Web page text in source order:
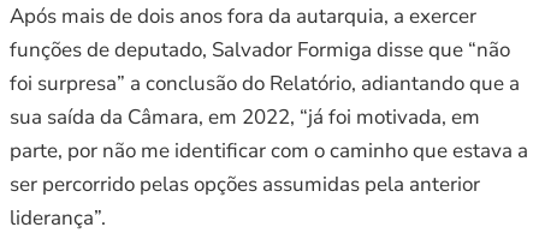
Após mais de dois anos fora da autarquia, a exercer
funções de deputado, Salvador Formiga disse que “não
foi surpresa” a conclusão do Relatório, adiantando que a
sua saída da Câmara, em 2022, “já foi motivada, em
parte, por não me identificar com o caminho que estava a
ser percorrido pelas opções assumidas pela anterior
liderança”.